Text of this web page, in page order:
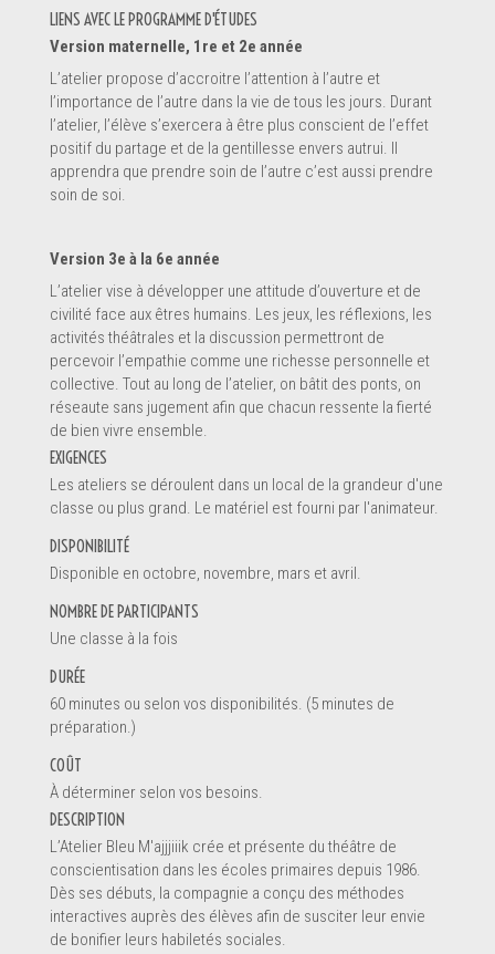
Renseignements
Message *
En soumettant ce formulaire, vous envoyez un message
directement au pourvoyeur de service de ce profil. Les informations
soumises sont complètes et permettront au pourvoyeur de
SOUMETTRE LE FORMULAIRE
LIENS AVEC LE PROGRAMME D'ÉTUDES
Version maternelle, 1re et 2e année
L’atelier propose d’accroitre l’attention à l’autre et
l’importance de l’autre dans la vie de tous les jours. Durant
l’atelier, l’élève s’exercera à être plus conscient de l’effet
positif du partage et de la gentillesse envers autrui. Il
apprendra que prendre soin de l’autre c’est aussi prendre
soin de soi.
Version 3e à la 6e année
L’atelier vise à développer une attitude d’ouverture et de
civilité face aux êtres humains. Les jeux, les réflexions, les
activités théâtrales et la discussion permettront de
percevoir l’empathie comme une richesse personnelle et
collective. Tout au long de l’atelier, on bâtit des ponts, on
réseaute sans jugement afin que chacun ressente la fierté
de bien vivre ensemble.
EXIGENCES
Les ateliers se déroulent dans un local de la grandeur d'une
classe ou plus grand. Le matériel est fourni par l'animateur.
DISPONIBILITÉ
Disponible en octobre, novembre, mars et avril.
NOMBRE DE PARTICIPANTS
Une classe à la fois
DURÉE
60 minutes ou selon vos disponibilités. (5 minutes de
préparation.)
COÛT
À déterminer selon vos besoins.
DESCRIPTION
L’Atelier Bleu M'ajjjiiik crée et présente du théâtre de
conscientisation dans les écoles primaires depuis 1986.
Dès ses débuts, la compagnie a conçu des méthodes
interactives auprès des élèves afin de susciter leur envie
de bonifier leurs habiletés sociales.